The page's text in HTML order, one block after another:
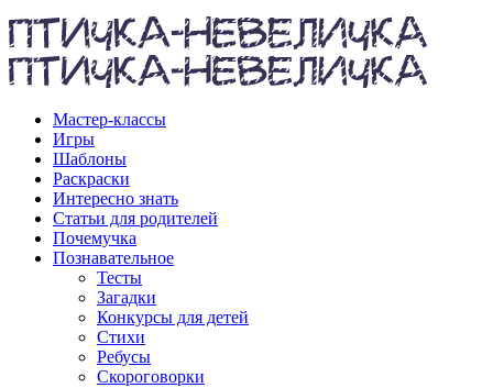
Мастер-классы
Игры
Шаблоны
Раскраски
Интересно знать
Статьи для родителей
Почемучка
Познавательное
Тесты
Загадки
Конкурсы для детей
Стихи
Ребусы
Скороговорки